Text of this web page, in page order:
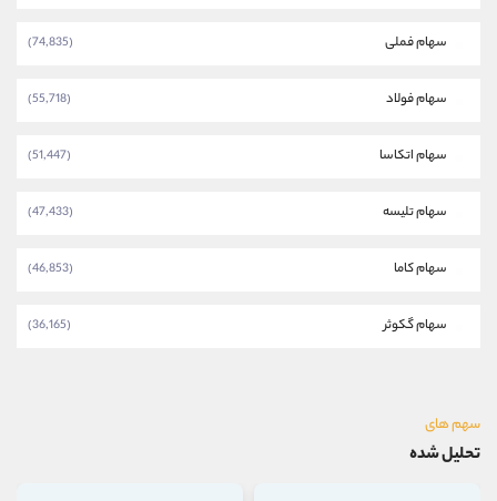
سهام فملی (74,835)
سهام فولاد (55,718)
سهام اتکاسا (51,447)
سهام تلیسه (47,433)
سهام کاما (46,853)
سهام گکوثر (36,165)
سهم های
تحلیل شده